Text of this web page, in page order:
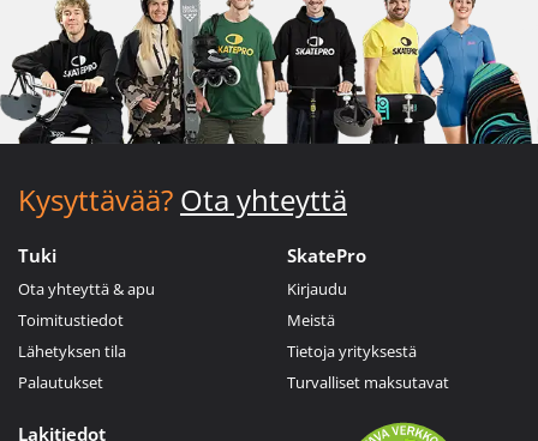
Kysyttävää? Ota yhteyttä
Tuki
Ota yhteyttä & apu
Toimitustiedot
Lähetyksen tila
Palautukset
SkatePro
Kirjaudu
Meistä
Tietoja yrityksestä
Turvalliset maksutavat
Lakitiedot